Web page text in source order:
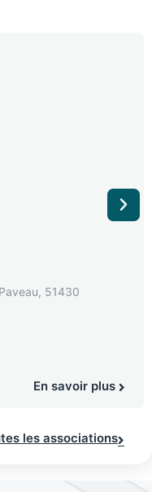
51430
En savoir plus
les associations